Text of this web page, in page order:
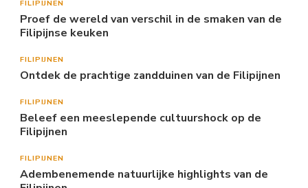
FILIPIJNEN
Proef de wereld van verschil in de smaken van de
Filipijnse keuken
FILIPIJNEN
Ontdek de prachtige zandduinen van de Filipijnen
FILIPIJNEN
Beleef een meeslepende cultuurshock op de
Filipijnen
FILIPIJNEN
Adembenemende natuurlijke highlights van de